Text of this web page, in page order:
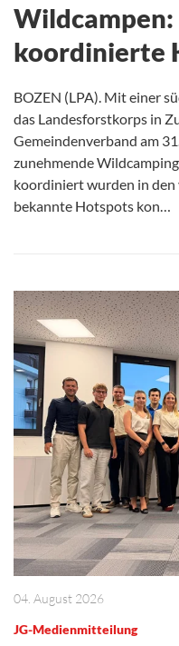
koordinierte
BOZEN (LPA). Mit einer
das Landesforstkorps in
Gemeindenverband am
zunehmende
koordiniert wurden in den
bekannte Hotspots kon…
04. August 2026
JG-Medienmitteilung